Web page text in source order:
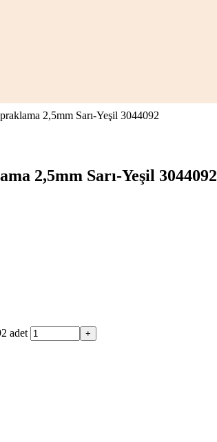
2,5mm Sarı-Yeşil 3044092
2,5mm Sarı-Yeşil 3044092
adet